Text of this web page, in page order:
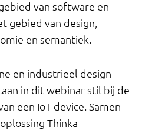
van software en
gebied van design,
en semantiek.
en industrieel design
in dit webinar stil bij de
een IoT device. Samen
Thinka